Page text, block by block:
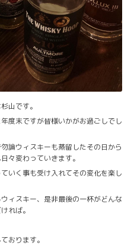
山です。
度末ですが皆様いかがお過ごしでし
論ウィスキーも蒸留したその日から
々変わっていきます。
いく事も受け入れてその変化を楽し
ィスキー、是非最後の一杯がどんな
れば。
おります。